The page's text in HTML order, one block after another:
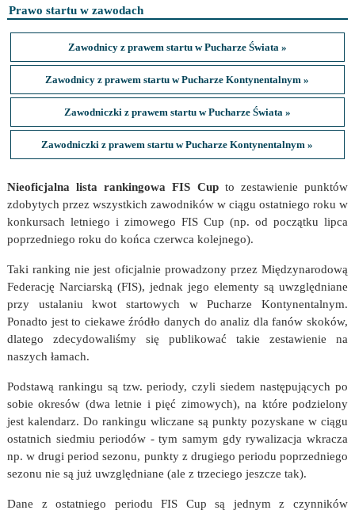
Prawo startu w zawodach
Zawodnicy z prawem startu w Pucharze Świata »
Zawodnicy z prawem startu w Pucharze Kontynentalnym »
Zawodniczki z prawem startu w Pucharze Świata »
Zawodniczki z prawem startu w Pucharze Kontynentalnym »
Nieoficjalna lista rankingowa FIS Cupto zestawienie punktów
zdobytych przez wszystkich zawodników w ciągu ostatniego roku w
konkursach letniego i zimowego FIS Cup (np. od początku lipca
poprzedniego roku do końca czerwca kolejnego).
Taki ranking nie jest oficjalnie prowadzony przez Międzynarodową
Federację Narciarską (FIS), jednak jego elementy są uwzględniane
przy ustalaniu kwot startowych w Pucharze Kontynentalnym.
Ponadto jest to ciekawe źródło danych do analiz dla fanów skoków,
dlatego zdecydowaliśmy się publikować takie zestawienie na
naszych łamach.
Podstawą rankingu są tzw. periody, czyli siedem następujących po
sobie okresów (dwa letnie i pięć zimowych), na które podzielony
jest kalendarz. Do rankingu wliczane są punkty pozyskane w ciągu
ostatnich siedmiu periodów - tym samym gdy rywalizacja wkracza
np. w drugi period sezonu, punkty z drugiego periodu poprzedniego
sezonu nie są już uwzględniane (ale z trzeciego jeszcze tak).
Dane z ostatniego periodu FIS Cup są jednym z czynników